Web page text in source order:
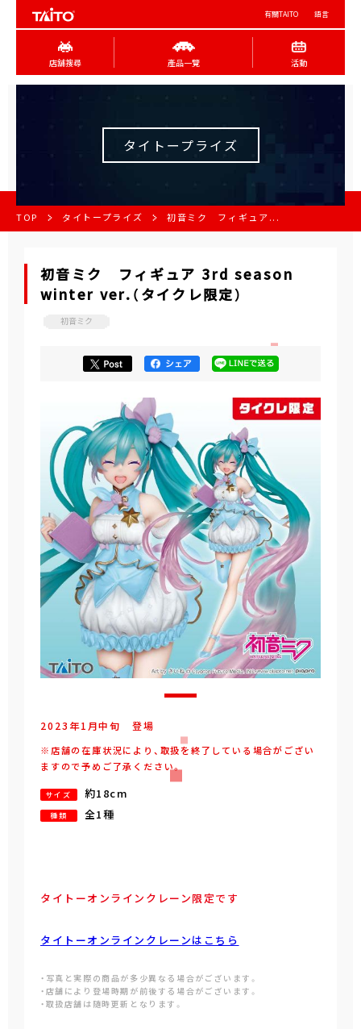
有關TAITO 語言
店舖搜尋 產品一覽 活動
タイトープライズ
TOP タイトープライズ 初音ミク フィギュア...
初音ミク フィギュア 3rd season
winter ver.（タイクレ限定）
初音ミク
2023年1 月中旬 登場
※店舗の在庫状況により、取扱を終了している場合がござい
ますので予めご了承ください。
サイズ 約18cm
種類 全1種
タイトーオンラインクレーン限定です
タイトーオンラインクレーンはこちら
・写真と実際の商品が多少異なる場合がございます。
・店舗により登場時期が前後する場合がございます。
・取扱店舗は随時更新となります。